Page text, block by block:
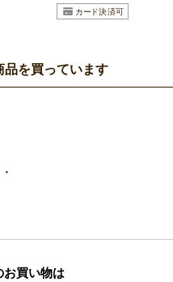
品を買っています
お買い物は